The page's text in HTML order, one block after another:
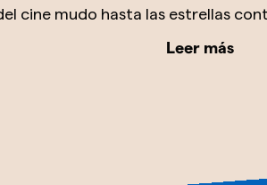
cine mudo hasta las estrellas
rasgos que lo han hecho
un cinéfilo. Al incluir personajes
celebrando tanto el
Leer más